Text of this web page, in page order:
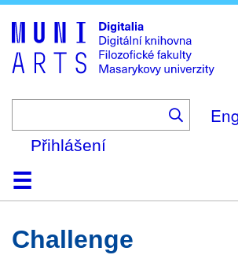
to
main
content
Přihlášení
DomůKolekce
Prohlížení
Vyhledávání
O platformě
Nápověda
KontaktDigitalia
Challenge